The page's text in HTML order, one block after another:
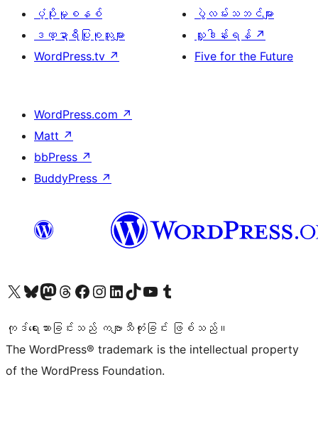
ပံ့ပိုးမှုစနစ်
ဒဏ္ဍာရီပြုစုသူများ
WordPress.tv ↗
ပွဲလမ်းသဘင်များ
လှူဒါန်းရန် ↗
Five for the Future
WordPress.com ↗
Matt ↗
bbPress ↗
BuddyPress ↗
ကျွန်ုပ်တို့၏ X (ယခင် Twitter) အကောင့်သို့ သွားရောက်ကြည့်ရှုပါကျွန်ုပ်တို့၏ Bluesky အကောင့်သို့ ဝင်ရောက်ကြည့်ရှုရန်
ကျွန်ုပ်တို့၏ Mastodon အကောင့်သို့ သွားရောက်ကြည့်ရှုပါကျွန်ုပ်တို့၏ Threads အကောင့်သို့ ဝင်ရောက်ကြည့်ရှုရန်
ကျွန်ုပ်တို့၏ Facebook စာမျက်နှာသို့ သွားရောက်ကြည့်ရှုပါကျွန်ုပ်တို့၏ Instagram အကောင့်သို့ သွားရောက်ကြည့်ရှုပါ ကျွန်ုပ်တို့၏ LinkedIn အကောင့်သို့ သွားရောက်ကြည့်ရှုပါကျွန်ုပ်တို့၏ TikTok အကောင့်သို့ ဝင်ရောက်ကြည့်ရှုရန်
ကျွန်ုပ်တို့၏ YouTube ချန်နယ်သို့ သွားရောက်ကြည့်ရှုပါ ကျွန်ုပ်တို့၏ Tumblr အကောင့်သို့ ဝင်ရောက်ကြည့်ရှုရန်
ကုဒ်ရေးသားခြင်းသည် ကဗျာသီကုံးခြင်း ဖြစ်သည်။
The WordPress® trademark is the intellectual property
of the WordPress Foundation.